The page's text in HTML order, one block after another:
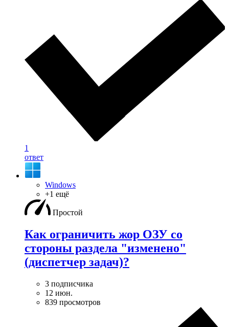
1
ответ
Windows
+1 ещё
Простой
Как ограничить жор ОЗУ со
стороны раздела "изменено"
(диспетчер задач)?
3 подписчика
12 июн.
839 просмотров